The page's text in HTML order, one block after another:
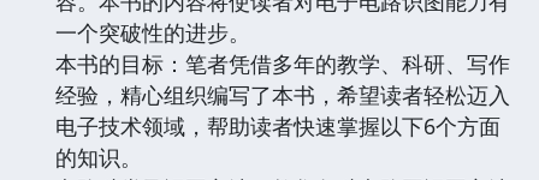
一个突破性的进步。
本书的目标：笔者凭借多年的教学、科研、写作
经验，精心组织编写了本书，希望读者轻松迈入
电子技术领域，帮助读者快速掌握以下6个方面
的知识。